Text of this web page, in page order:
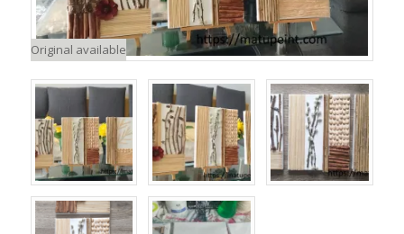
Original available